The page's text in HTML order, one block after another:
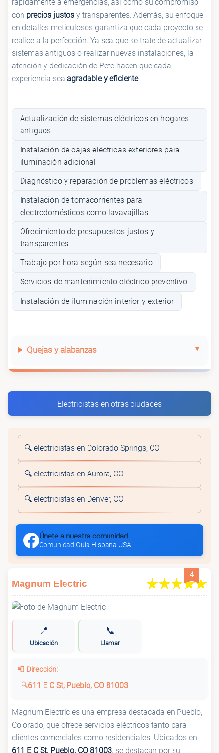
rápidamente a emergencias, así como su compromiso
con precios justos y transparentes. Además, su enfoque
en detalles meticulosos garantiza que cada proyecto se
realice a la perfección. Ya sea que se trate de actualizar
sistemas antiguos o realizar nuevas instalaciones, la
atención y dedicación de Pete hacen que cada
experiencia sea agradable y eficiente.
Actualización de sistemas eléctricos en hogares
antiguos
Instalación de cajas eléctricas exteriores para
iluminación adicional
Diagnóstico y reparación de problemas eléctricos
Instalación de tomacorrientes para
electrodomésticos como lavavajillas
Ofrecimiento de presupuestos justos y
transparentes
Trabajo por hora según sea necesario
Servicios de mantenimiento eléctrico preventivo
Instalación de iluminación interior y exterior
Quejas y alabanzas
Electricistas en otras ciudades
🔍 electricistas en Colorado Springs, CO
🔍 electricistas en Aurora, CO
🔍 electricistas en Denver, CO
Únete a nuestra comunidad
Comunidad Guía Hispana USA
4
Magnum Electric
📍
Ubicación
📞
Llamar
📮 Dirección:
611 E C St, Pueblo, CO 81003
Magnum Electric es una empresa destacada en Pueblo,
Colorado, que ofrece servicios eléctricos tanto para
clientes comerciales como residenciales. Ubicados en
611 E C St, Pueblo, CO 81003, se destacan por su